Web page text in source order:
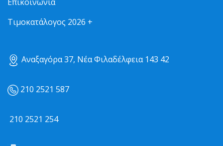
Τιμοκατάλογος 2026 +
Αναξαγόρα 37, Νέα Φιλαδέλφεια 143 42
210 2521 587
210 2521 254